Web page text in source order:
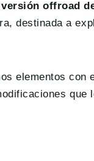
versión offroad
destinada a
elementos